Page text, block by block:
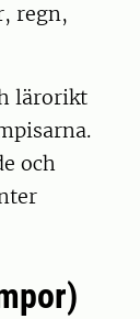
regn,
lärorikt
och